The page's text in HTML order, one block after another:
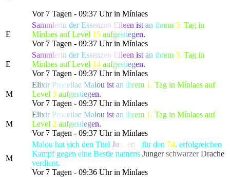
Vor 7 Tagen - 09:37 Uhr in Mínlaes
E
Sammlerin der Essenzen Eileen ist an ihrem 3. Tag in
Mínlaes auf Level 15 aufgestiegen.
Vor 7 Tagen - 09:37 Uhr in Mínlaes
E
Sammlerin der Essenzen Eileen ist an ihrem 3. Tag in
Mínlaes auf Level 14 aufgestiegen.
Vor 7 Tagen - 09:37 Uhr in Mínlaes
M
Elixir Procellae Malou ist an ihrem 1. Tag in Mínlaes auf
Level 3 aufgestiegen.
Vor 7 Tagen - 09:37 Uhr in Mínlaes
M
Elixir Procellae Malou ist an ihrem 1. Tag in Mínlaes auf
Level 2 aufgestiegen.
Vor 7 Tagen - 09:37 Uhr in Mínlaes
M
Malou hat sich den Titel Jun eri für den 74. erfolgreichen
Kampf gegen eine Bestie namens Junger schwarzer Drache
verdient.
Vor 7 Tagen - 09:36 Uhr in Mínlaes